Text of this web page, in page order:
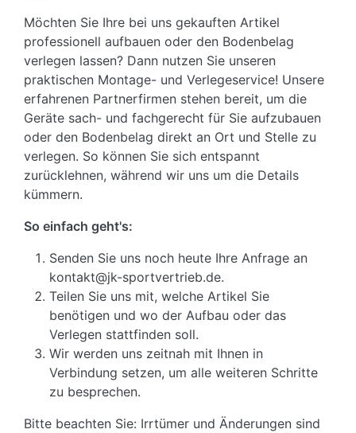
Möchten Sie Ihre bei uns gekauften Artikel
professionell aufbauen oder den Bodenbelag
verlegen lassen? Dann nutzen Sie unseren
praktischen Montage- und Verlegeservice! Unsere
erfahrenen Partnerfirmen stehen bereit, um die
Geräte sach- und fachgerecht für Sie aufzubauen
oder den Bodenbelag direkt an Ort und Stelle zu
verlegen. So können Sie sich entspannt
zurücklehnen, während wir uns um die Details
kümmern.
So einfach geht's:
Senden Sie uns noch heute Ihre Anfrage an
kontakt@jk-sportvertrieb.de.
Teilen Sie uns mit, welche Artikel Sie
benötigen und wo der Aufbau oder das
Verlegen stattfinden soll.
Wir werden uns zeitnah mit Ihnen in
Verbindung setzen, um alle weiteren Schritte
zu besprechen.
Bitte beachten Sie: Irrtümer und Änderungen sind